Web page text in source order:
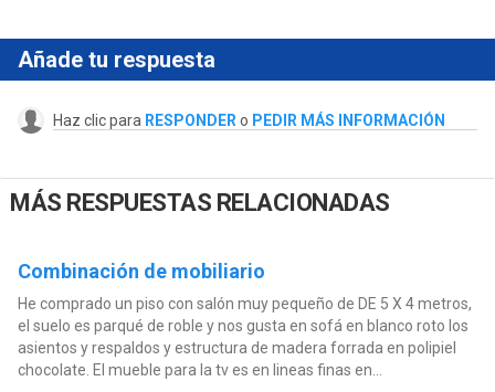
Añade tu respuesta
Haz clic para RESPONDER o PEDIR MÁS INFORMACIÓN
MÁS RESPUESTAS RELACIONADAS
Combinación de mobiliario
He comprado un piso con salón muy pequeño de DE 5 X 4 metros,
el suelo es parqué de roble y nos gusta en sofá en blanco roto los
asientos y respaldos y estructura de madera forrada en polipiel
chocolate. El mueble para la tv es en lineas finas en...